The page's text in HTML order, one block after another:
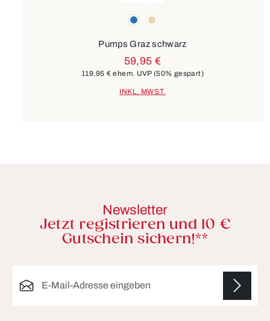
blau beige
Pumps Graz schwarz
59,95 €
119,95 € ehem. UVP(50% gespart)
INKL. MWST.
Newsletter
Jetzt registrieren und 10 €
Gutschein sichern!**